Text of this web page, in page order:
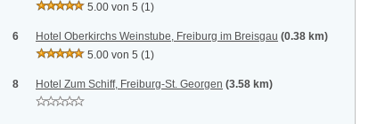
5.00 von 5 (1)
6 Hotel Oberkirchs Weinstube, Freiburg im Breisgau (0.38 km)
5.00 von 5 (1)
8 Hotel Zum Schiff, Freiburg-St. Georgen (3.58 km)